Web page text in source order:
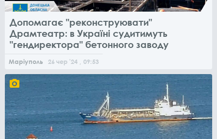
Допомагає "реконструювати"
Драмтеатр: в Україні судитимуть
"гендиректора" бетонного заводу
Маріуполь 26 чер '24 , 09:53